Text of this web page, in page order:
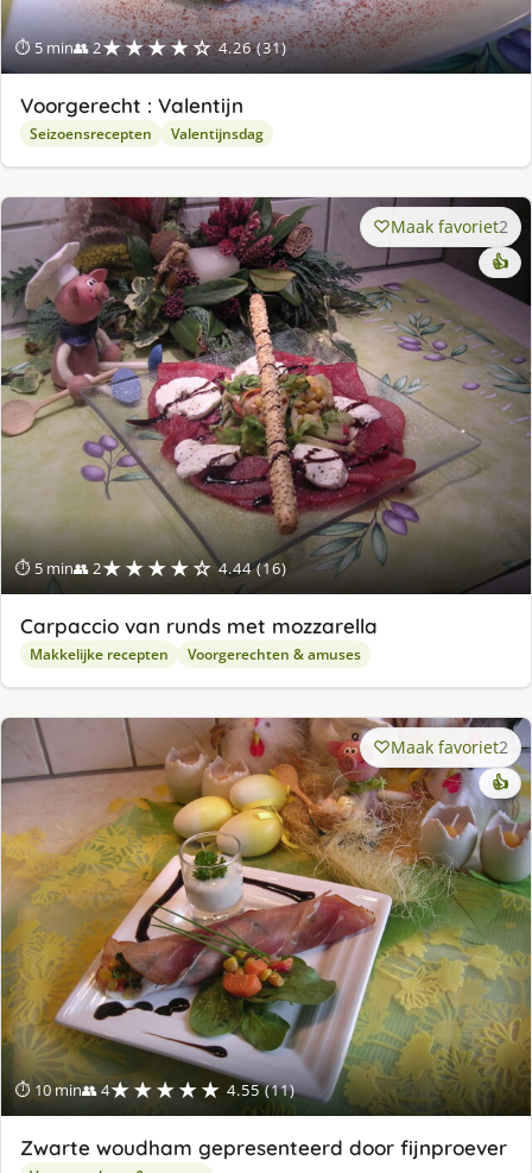
⏱ 5 min👥 2★★★★☆ 4.26 (31)
Voorgerecht : Valentijn
Seizoensrecepten Valentijnsdag
⏱ 5 min👥 2★★★★☆ 4.44 (16)
Maak favoriet2
👍
Carpaccio van runds met mozzarella
Makkelijke recepten Voorgerechten & amuses
⏱ 10 min👥 4★★★★★ 4.55 (11)
Maak favoriet2
👍
Zwarte woudham gepresenteerd door fijnproever